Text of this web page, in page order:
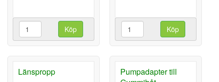
Köp Köp
Länspropp
Pumpadapter till